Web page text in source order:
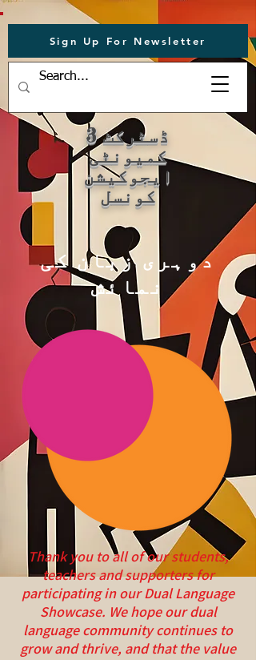
Sign Up For Newsletter
ڈسٹرکٹ 3
کمیونٹی
ایجوکیشن
کونسل
دوہری زبان کی
نمائش
Thank you to all of our students,
teachers and supporters for
participating in our Dual Language
Showcase. We hope our dual
language community continues to
grow and thrive, and that the value